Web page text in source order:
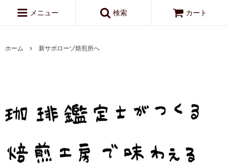
メニュー 検索 カート
ホーム 新サボローゾ焙煎所へ